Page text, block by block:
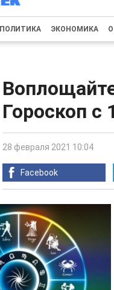
ПОЛИТИКА ЭКОНОМИКА
Гороскоп с
28 февраля 2021 10:04
Facebook